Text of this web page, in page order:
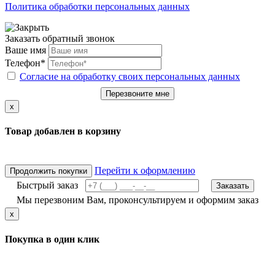
Политика обработки персональных данных
Заказать обратный звонок
Ваше имя
Телефон*
Согласие на обработку своих персональных данных
Перезвоните мне
x
Товар добавлен в корзину
Продолжить покупки
Перейти к оформлению
Быстрый заказ
Заказать
Мы перезвоним Вам, проконсультируем и оформим заказ
x
Покупка в один клик